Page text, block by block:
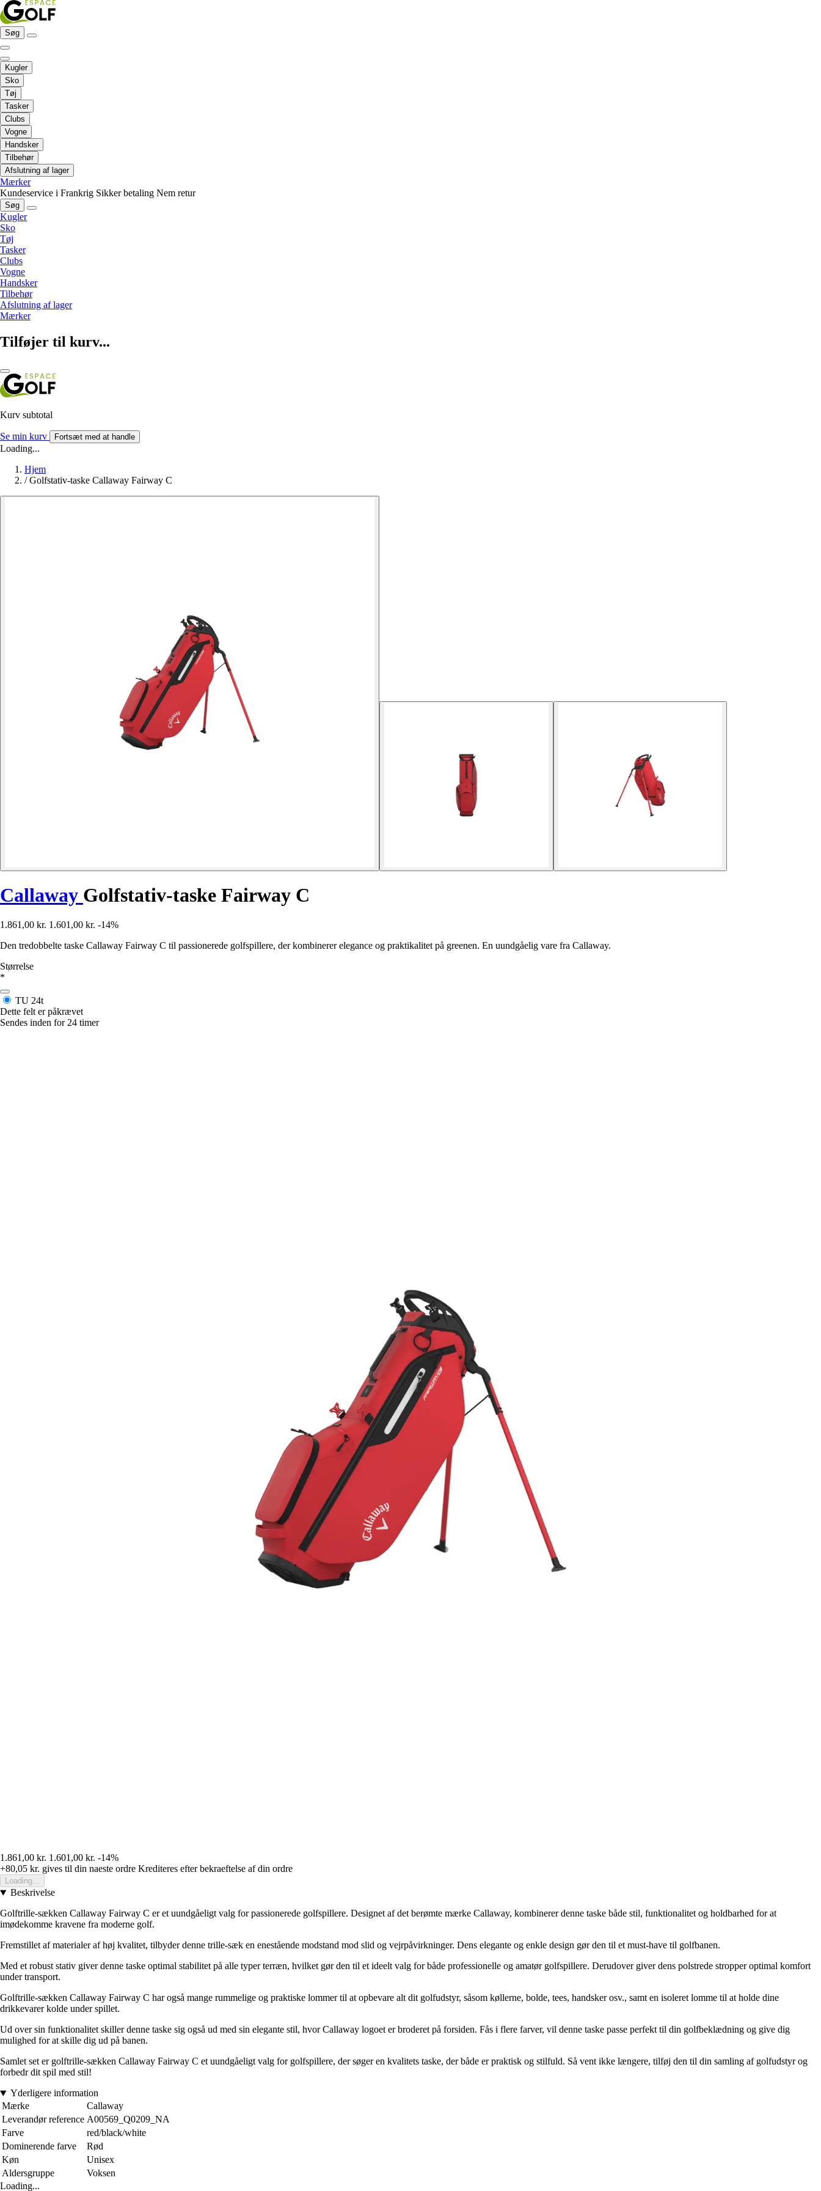
Søg
Kugler
Sko
Tøj
Tasker
Clubs
Vogne
Handsker
Tilbehør
Afslutning af lager
Mærker
Kundeservice i Frankrig Sikker betaling Nem retur
Søg
Kugler
Sko
Tøj
Tasker
Clubs
Vogne
Handsker
Tilbehør
Afslutning af lager
Mærker
Tilføjer til kurv...
Kurv subtotal
Se min kurv Fortsæt med at handle
Loading...
Hjem
/ Golfstativ-taske Callaway Fairway C
Callaway Golfstativ-taske Fairway C
1.861,00 kr. 1.601,00 kr. -14%
Den tredobbelte taske Callaway Fairway C til passionerede golfspillere, der kombinerer elegance og praktikalitet på greenen. En uundgåelig vare fra Callaway.
Størrelse
*
TU 24t
Dette felt er påkrævet
Sendes inden for 24 timer
1.861,00 kr. 1.601,00 kr. -14%
+80,05 kr. gives til din naeste ordre Krediteres efter bekraeftelse af din ordre
Loading...
Beskrivelse
Golftrille-sækken Callaway Fairway C er et uundgåeligt valg for passionerede golfspillere. Designet af det berømte mærke Callaway, kombinerer denne taske både stil, funktionalitet og holdbarhed for at
imødekomme kravene fra moderne golf.
Fremstillet af materialer af høj kvalitet, tilbyder denne trille-sæk en enestående modstand mod slid og vejrpåvirkninger. Dens elegante og enkle design gør den til et must-have til golfbanen.
Med et robust stativ giver denne taske optimal stabilitet på alle typer terræn, hvilket gør den til et ideelt valg for både professionelle og amatør golfspillere. Derudover giver dens polstrede stropper optimal komfort
under transport.
Golftrille-sækken Callaway Fairway C har også mange rummelige og praktiske lommer til at opbevare alt dit golfudstyr, såsom køllerne, bolde, tees, handsker osv., samt en isoleret lomme til at holde dine
drikkevarer kolde under spillet.
Ud over sin funktionalitet skiller denne taske sig også ud med sin elegante stil, hvor Callaway logoet er broderet på forsiden. Fås i flere farver, vil denne taske passe perfekt til din golfbeklædning og give dig
mulighed for at skille dig ud på banen.
Samlet set er golftrille-sækken Callaway Fairway C et uundgåeligt valg for golfspillere, der søger en kvalitets taske, der både er praktisk og stilfuld. Så vent ikke længere, tilføj den til din samling af golfudstyr og
forbedr dit spil med stil!
Yderligere information
Mærke
Callaway
Leverandør reference A00569_Q0209_NA
Farve
red/black/white
Dominerende farve
Rød
Køn
Unisex
Aldersgruppe
Voksen
Loading...